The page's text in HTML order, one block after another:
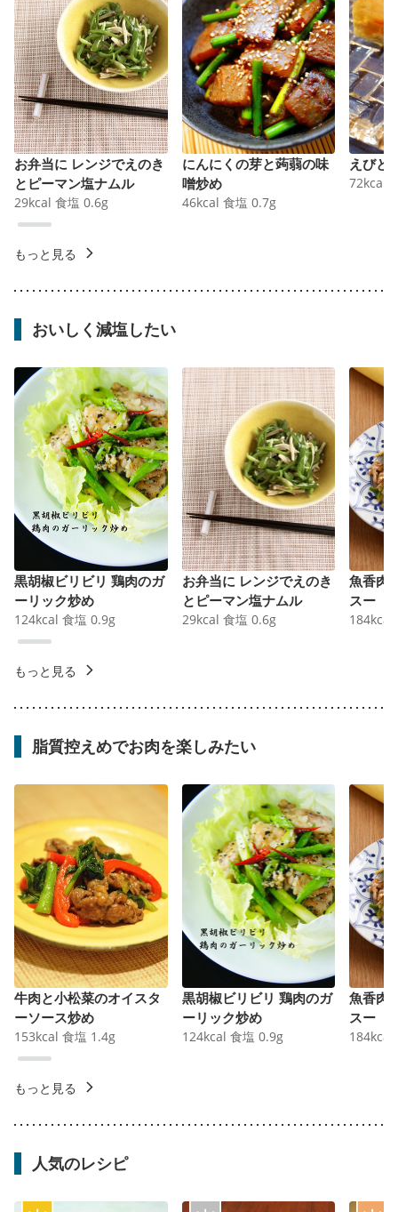
お弁当に レンジでえのき
とピーマン塩ナムル
29kcal 食塩 0.6g
にんにくの芽と蒟蒻の味
噌炒め
46kcal 食塩 0.7g
えびと
72kcal
もっと見る
おいしく減塩したい
黒胡椒ビリビリ 鶏肉のガ
ーリック炒め
124kcal 食塩 0.9g
お弁当に レンジでえのき
とピーマン塩ナムル
29kcal 食塩 0.6g
魚香肉
スー
184kcal
もっと見る
脂質控えめでお肉を楽しみたい
牛肉と小松菜のオイスタ
ーソース炒め
153kcal 食塩 1.4g
黒胡椒ビリビリ 鶏肉のガ
ーリック炒め
124kcal 食塩 0.9g
魚香肉
スー
184kcal
もっと見る
人気のレシピ